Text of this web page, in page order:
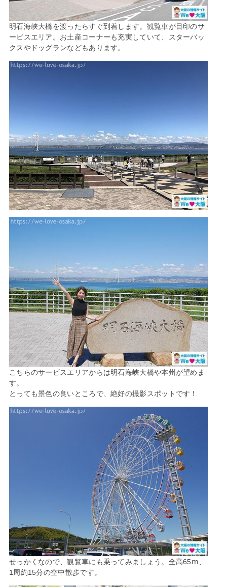
明石海峡大橋を渡ったらすぐ到着します。観覧車が目印のサ
ービスエリア。お土産コーナーも充実していて、スターバッ
クスやドッグランなどもあります。
こちらのサービスエリアからは明石海峡大橋や本州が望めま
す。
とっても景色の良いところで、絶好の撮影スポットです！
せっかくなので、観覧車にも乗ってみましょう。全高65ⅿ、
1周約15分の空中散歩です。